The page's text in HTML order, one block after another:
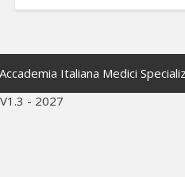
Accademia Italiana Medici
V1.3 - 2027